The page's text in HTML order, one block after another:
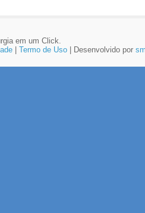
em um Click.
| Termo de Uso| Desenvolvido por